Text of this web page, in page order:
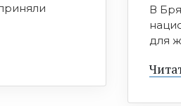
В
для